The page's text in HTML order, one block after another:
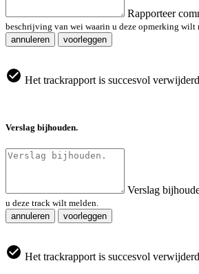
Rapporteer
beschrijving van wei waarin u deze opmerking wilt
annuleren
voorleggen
Het trackrapport is succesvol
Verslag bijhouden.
Verslag
u deze track wilt melden.
annuleren
voorleggen
Het trackrapport is succesvol